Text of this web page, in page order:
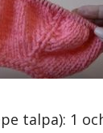
talpa): 1